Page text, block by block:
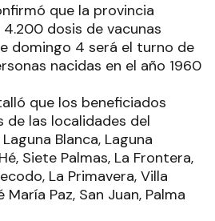
que la provincia
dosis de vacunas
domingo 4 será el turno de
nacidas en el año 1960
que los beneficiados
de las localidades del
Blanca, Laguna
Siete Palmas, La Frontera,
La Primavera, Villa
Paz, San Juan, Palma